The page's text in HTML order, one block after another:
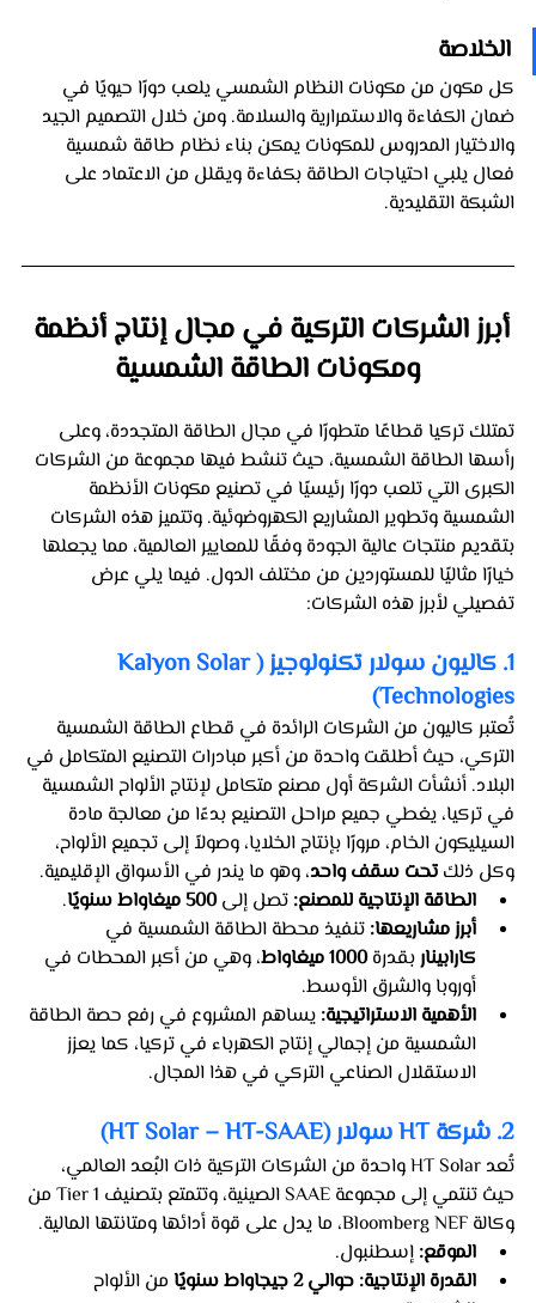
الخلاصة
كل مكون من مكونات النظام الشمسي يلعب دورًا حيويًا في
ضمان الكفاءة والاستمرارية والسلامة. ومن خلال التصميم الجيد
والاختيار المدروس للمكونات يمكن بناء نظام طاقة شمسية
فعال يلبي احتياجات الطاقة بكفاءة ويقلل من الاعتماد على
الشبكة التقليدية.
أبرز الشركات التركية في مجال إنتاج أنظمة
ومكونات الطاقة الشمسية
تمتلك تركيا قطاعًا متطورًا في مجال الطاقة المتجددة، وعلى
رأسها الطاقة الشمسية، حيث تنشط فيها مجموعة من الشركات
الكبرى التي تلعب دورًا رئيسيًا في تصنيع مكونات الأنظمة
الشمسية وتطوير المشاريع الكهروضوئية. وتتميز هذه الشركات
بتقديم منتجات عالية الجودة وفقًا للمعايير العالمية، مما يجعلها
خيارًا مثاليًا للمستوردين من مختلف الدول. فيما يلي عرض
تفصيلي لأبرز هذه الشركات:
1. كاليون سولار تكنولوجيز (Kalyon Solar
Technologies)
تُعتبر كاليون من الشركات الرائدة في قطاع الطاقة الشمسية
التركي، حيث أطلقت واحدة من أكبر مبادرات التصنيع المتكامل في
البلاد. أنشأت الشركة أول مصنع متكامل لإنتاج الألواح الشمسية
في تركيا، يغطي جميع مراحل التصنيع بدءًا من معالجة مادة
السيليكون الخام، مرورًا بإنتاج الخلايا، وصولاً إلى تجميع الألواح،
وكل ذلك تحت سقف واحد، وهو ما يندر في الأسواق الإقليمية.
الطاقة الإنتاجية للمصنع: تصل إلى 500 ميغاواط سنويًا
.
أبرز مشاريعها: تنفيذ محطة الطاقة الشمسية في
كارابينار بقدرة 1000 ميغاواط
، وهي من أكبر المحطات في
أوروبا والشرق الأوسط.
الأهمية الاستراتيجية: يساهم المشروع في رفع حصة الطاقة
الشمسية من إجمالي إنتاج الكهرباء في تركيا، كما يعزز
الاستقلال الصناعي التركي في هذا المجال.
2. شركة HT سولار (HT Solar – HT-SAAE)
تُعد HT Solar واحدة من الشركات التركية ذات البُعد العالمي،
حيث تنتمي إلى مجموعة SAAE الصينية، وتتمتع بتصنيف Tier 1 من
وكالة Bloomberg NEF، ما يدل على قوة أدائها ومتانتها المالية.
الموقع: إسطنبول.
القدرة الإنتاجية: حوالي 2 جيجاواط سنويًا
من الألواح